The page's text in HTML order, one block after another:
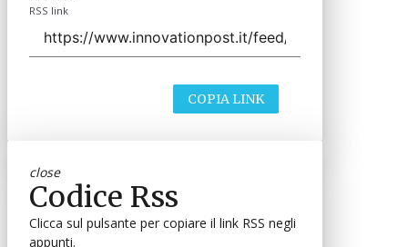
RSS link
COPIA LINK
close
Codice Rss
Clicca sul pulsante per copiare il link RSS negli
appunti.